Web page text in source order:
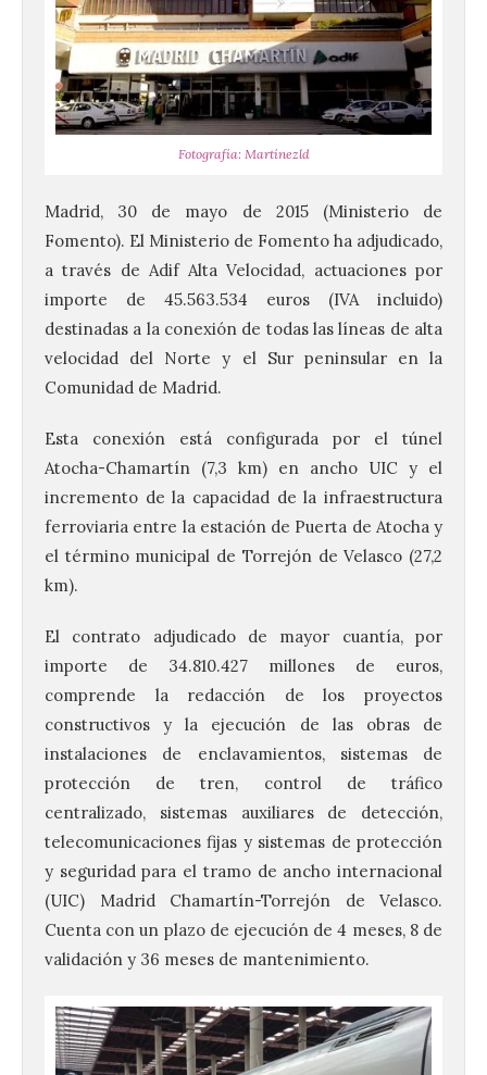
Fotografía: Martínezld
Madrid, 30 de mayo de 2015 (Ministerio de
Fomento). El Ministerio de Fomento ha adjudicado,
a través de Adif Alta Velocidad, actuaciones por
importe de 45.563.534 euros (IVA incluido)
destinadas a la conexión de todas las líneas de alta
velocidad del Norte y el Sur peninsular en la
Comunidad de Madrid.
Esta conexión está configurada por el túnel
Atocha-Chamartín (7,3 km) en ancho UIC y el
incremento de la capacidad de la infraestructura
ferroviaria entre la estación de Puerta de Atocha y
el término municipal de Torrejón de Velasco (27,2
km).
El contrato adjudicado de mayor cuantía, por
importe de 34.810.427 millones de euros,
comprende la redacción de los proyectos
constructivos y la ejecución de las obras de
instalaciones de enclavamientos, sistemas de
protección de tren, control de tráfico
centralizado, sistemas auxiliares de detección,
telecomunicaciones fijas y sistemas de protección
y seguridad para el tramo de ancho internacional
(UIC) Madrid Chamartín-Torrejón de Velasco.
Cuenta con un plazo de ejecución de 4 meses, 8 de
validación y 36 meses de mantenimiento.